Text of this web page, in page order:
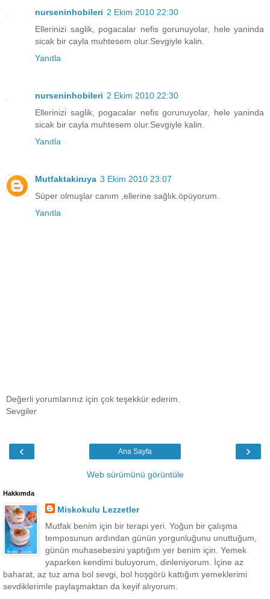
nurseninhobileri 2 Ekim 2010 22:30
Ellerinizi saglik, pogacalar nefis gorunuyolar, hele yaninda
sicak bir cayla muhtesem olur.Sevgiyle kalin.
Yanıtla
nurseninhobileri 2 Ekim 2010 22:30
Ellerinizi saglik, pogacalar nefis gorunuyolar, hele yaninda
sicak bir cayla muhtesem olur.Sevgiyle kalin.
Yanıtla
Mutfaktakiruya 3 Ekim 2010 23:07
Süper olmuşlar canım ,ellerine sağlık.öpüyorum.
Yanıtla
Değerli yorumlarınız için çok teşekkür ederim.
Sevgiler
‹ ›
Ana Sayfa
Web sürümünü görüntüle
Hakkımda
Miskokulu Lezzetler
Mutfak benim için bir terapi yeri. Yoğun bir çalışma
temposunun ardından günün yorgunluğunu unuttuğum,
günün muhasebesini yaptığım yer benim için. Yemek
yaparken kendimi buluyorum, dinleniyorum. İçine az
baharat, az tuz ama bol sevgi, bol hoşgörü kattığım yemeklerimi
sevdiklerimle paylaşmaktan da keyif alıyorum.